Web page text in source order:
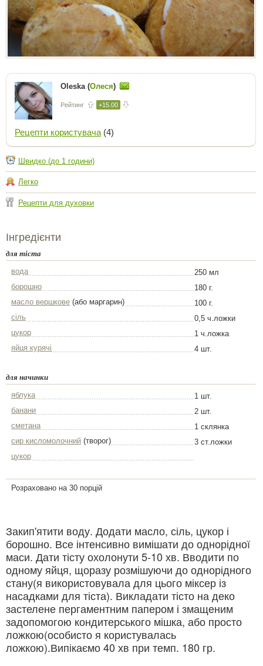
Oleska (Олеся)
Рейтинг +15.00
Рецепти користувача (4)
Швидко (до 1 години)
Легко
Рецепти для духовки
Інгредієнти
для тіста
вода
250 мл
борошно
180 г.
масло вершкове (або маргарин)
100 г.
сіль
0,5 ч.ложки
цукор
1 ч.ложка
яйця курячі
4 шт.
для начинки
яблука
1 шт.
банани
2 шт.
сметана
1 склянка
сир кисломолочний (творог)
3 ст.ложки
цукор
Розраховано на 30 порцій
Закип'ятити воду. Додати масло, сіль, цукор і
борошно. Все інтенсивно вимішати до однорідної
маси. Дати тісту охолонути 5-10 хв. Вводити по
одному яйця, щоразу розмішуючи до однорідного
стану(я використовувала для цього міксер із
насадками для тіста). Викладати тісто на деко
застелене пергаментним папером і змащеним
задопомогою кондитерського мішка, або просто
ложкою(особисто я користувалась
ложкою).Випікаємо 40 хв при темп. 180 гр.